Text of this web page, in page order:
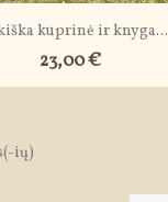
kuprinė ir knyga...
23,00 €
ių)